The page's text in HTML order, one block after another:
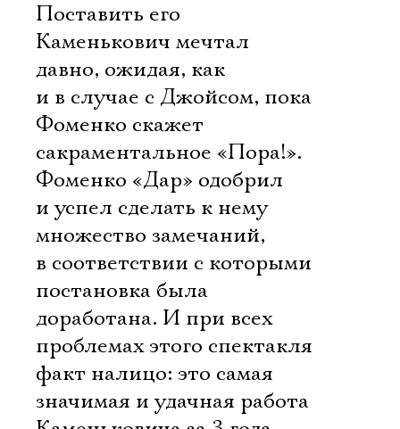
Поставить его
Каменькович мечтал
давно, ожидая, как
и в случае с Джойсом, пока
Фоменко скажет
сакраментальное «Пора!».
Фоменко «Дар» одобрил
и успел сделать к нему
множество замечаний,
в соответствии с которыми
постановка была
доработана. И при всех
проблемах этого спектакля
факт налицо: это самая
значимая и удачная работа